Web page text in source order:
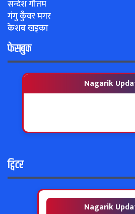
सन्देश गौतम
गंगु कुँवर मगर
केशब खड्का
फेसबुक
Nagarik
ट्विटर
Nagarik